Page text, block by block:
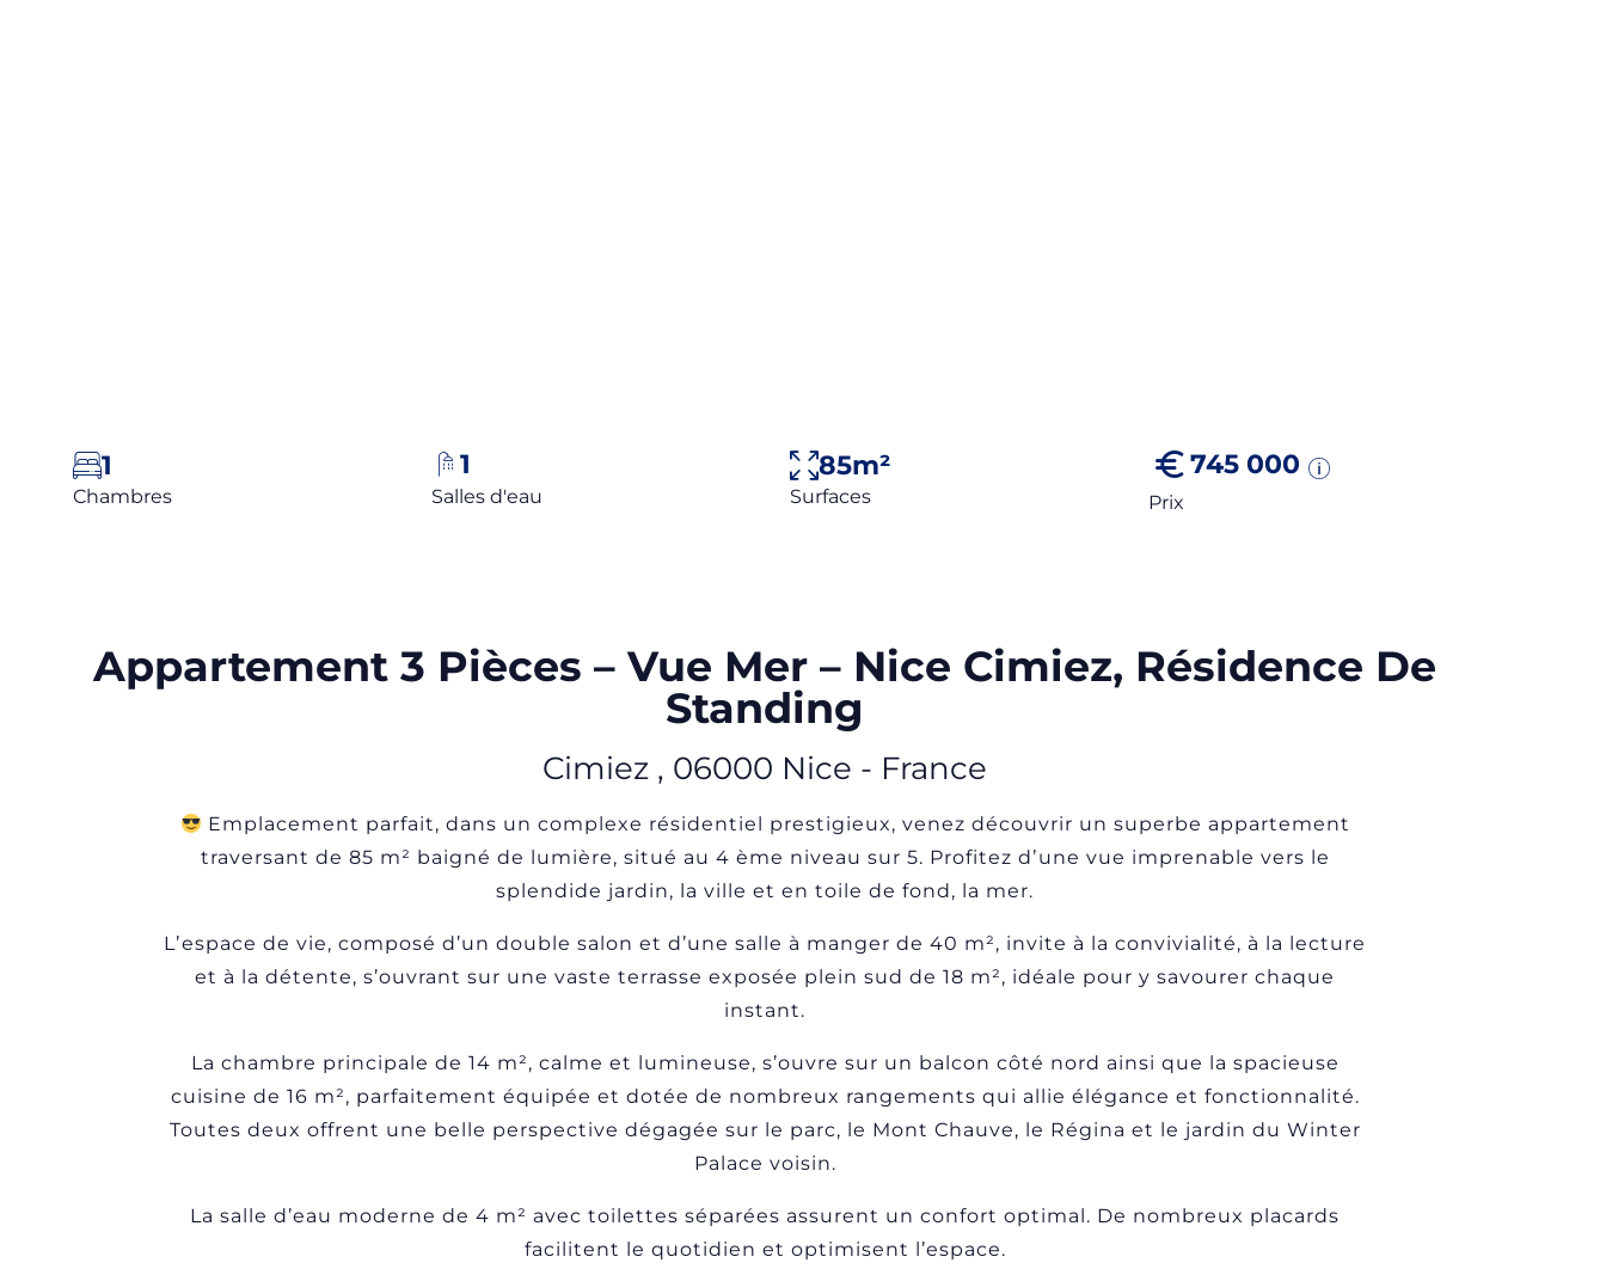
1
Chambres
1
Salles d'eau
85m²
Surfaces
745 000
Prix
Appartement 3 Pièces – Vue Mer – Nice Cimiez, Résidence De
Standing
Cimiez , 06000 Nice - France
Emplacement parfait, dans un complexe résidentiel prestigieux, venez découvrir un superbe appartement
traversant de 85 m² baigné de lumière, situé au 4 ème niveau sur 5. Profitez dʼune vue imprenable vers le
splendide jardin, la ville et en toile de fond, la mer.
Lʼespace de vie, composé d’un double salon et d’une salle à manger de 40 m², invite à la convivialité, à la lecture
et à la détente, s’ouvrant sur une vaste terrasse exposée plein sud de 18 m², idéale pour y savourer chaque
instant.
La chambre principale de 14 m², calme et lumineuse, s’ouvre sur un balcon côté nord ainsi que la spacieuse
cuisine de 16 m², parfaitement équipée et dotée de nombreux rangements qui allie élégance et fonctionnalité.
Toutes deux offrent une belle perspective dégagée sur le parc, le Mont Chauve, le Régina et le jardin du Winter
Palace voisin.
La salle d’eau moderne de 4 m² avec toilettes séparées assurent un confort optimal. De nombreux placards
facilitent le quotidien et optimisent l’espace.